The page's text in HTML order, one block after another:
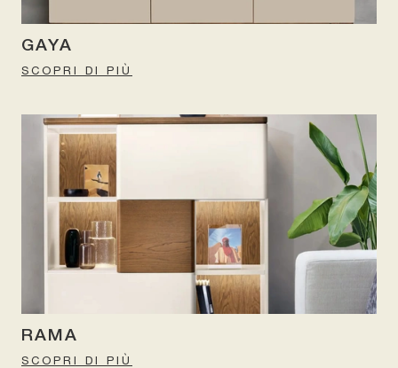
GAYA
SCOPRI DI PIÙ
RAMA
SCOPRI DI PIÙ